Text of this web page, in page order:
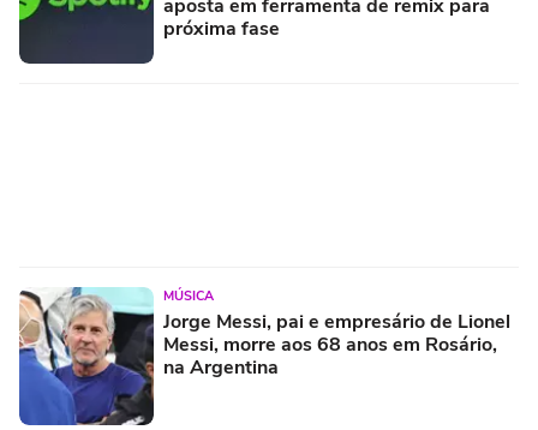
aposta em ferramenta de remix para
próxima fase
MÚSICA
Jorge Messi, pai e empresário de Lionel
Messi, morre aos 68 anos em Rosário,
na Argentina